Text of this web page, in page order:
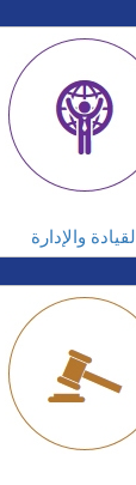
القيادة والإدارة